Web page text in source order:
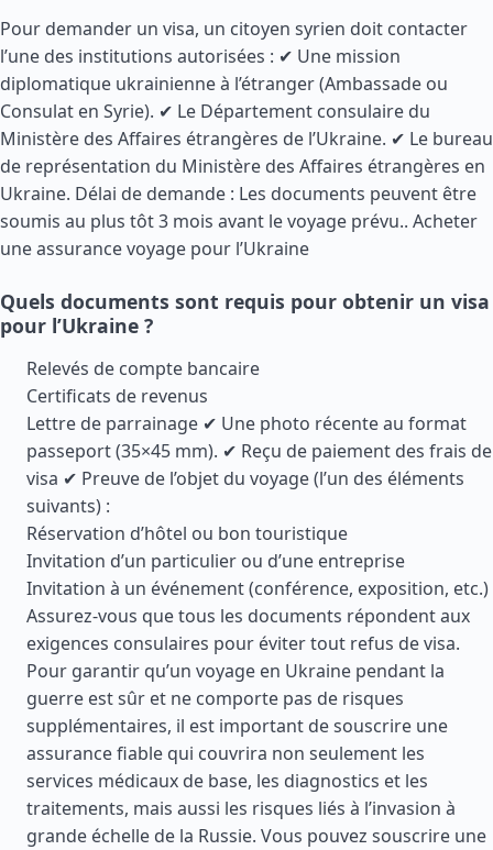
Pour demander un visa, un citoyen syrien doit contacter
l’une des institutions autorisées : ✔ Une mission
diplomatique ukrainienne à l’étranger (Ambassade ou
Consulat en Syrie). ✔ Le Département consulaire du
Ministère des Affaires étrangères de l’Ukraine. ✔ Le bureau
de représentation du Ministère des Affaires étrangères en
Ukraine. Délai de demande : Les documents peuvent être
soumis au plus tôt 3 mois avant le voyage prévu.. Acheter
une assurance voyage pour l’Ukraine
Quels documents sont requis pour obtenir un visa
pour l’Ukraine ?
Relevés de compte bancaire
Certificats de revenus
Lettre de parrainage ✔ Une photo récente au format
passeport (35×45 mm). ✔ Reçu de paiement des frais de
visa ✔ Preuve de l’objet du voyage (l’un des éléments
suivants) :
Réservation d’hôtel ou bon touristique
Invitation d’un particulier ou d’une entreprise
Invitation à un événement (conférence, exposition, etc.)
Assurez-vous que tous les documents répondent aux
exigences consulaires pour éviter tout refus de visa.
Pour garantir qu’un voyage en Ukraine pendant la
guerre est sûr et ne comporte pas de risques
supplémentaires, il est important de souscrire une
assurance fiable qui couvrira non seulement les
services médicaux de base, les diagnostics et les
traitements, mais aussi les risques liés à l’invasion à
grande échelle de la Russie. Vous pouvez souscrire une